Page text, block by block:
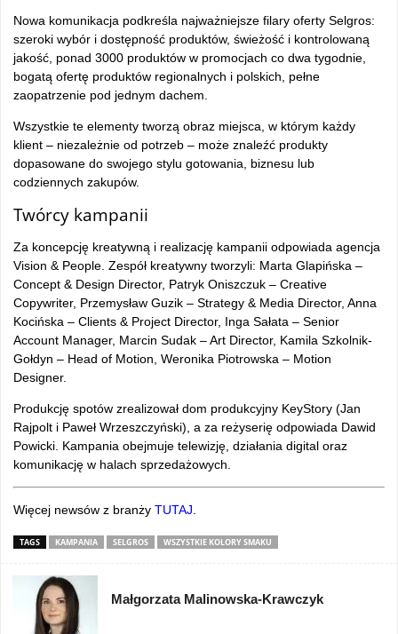
Nowa komunikacja podkreśla najważniejsze filary oferty Selgros:
szeroki wybór i dostępność produktów, świeżość i kontrolowaną
jakość, ponad 3000 produktów w promocjach co dwa tygodnie,
bogatą ofertę produktów regionalnych i polskich, pełne
zaopatrzenie pod jednym dachem.
Wszystkie te elementy tworzą obraz miejsca, w którym każdy
klient – niezależnie od potrzeb – może znaleźć produkty
dopasowane do swojego stylu gotowania, biznesu lub
codziennych zakupów.
Twórcy kampanii
Za koncepcję kreatywną i realizację kampanii odpowiada agencja
Vision & People. Zespół kreatywny tworzyli: Marta Glapińska –
Concept & Design Director, Patryk Oniszczuk – Creative
Copywriter, Przemysław Guzik – Strategy & Media Director, Anna
Kocińska – Clients & Project Director, Inga Sałata – Senior
Account Manager, Marcin Sudak – Art Director, Kamila Szkolnik-
Gołdyn – Head of Motion, Weronika Piotrowska – Motion
Designer.
Produkcję spotów zrealizował dom produkcyjny KeyStory (Jan
Rajpolt i Paweł Wrzeszczyński), a za reżyserię odpowiada Dawid
Powicki. Kampania obejmuje telewizję, działania digital oraz
komunikację w halach sprzedażowych.
Więcej newsów z branży TUTAJ
TAGS KAMPANIA SELGROS WSZYSTKIE KOLORY SMAKU
Małgorzata Malinowska-Krawczyk